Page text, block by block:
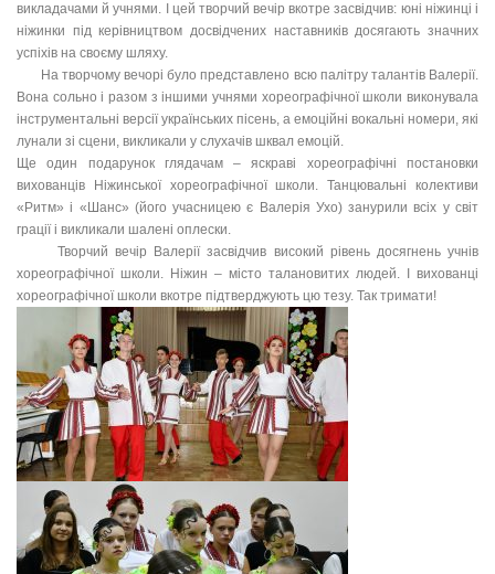
викладачами й учнями. І цей творчий вечір вкотре засвідчив: юні ніжинці і
ніжинки під керівництвом досвідчених наставників досягають значних
успіхів на своєму шляху.
На творчому вечорі було представлено всю палітру талантів Валерії.
Вона сольно і разом з іншими учнями хореографічної школи виконувала
інструментальні версії українських пісень, а емоційні вокальні номери, які
лунали зі сцени, викликали у слухачів шквал емоцій.
Ще один подарунок глядачам – яскраві хореографічні постановки
вихованців Ніжинської хореографічної школи. Танцювальні колективи
«Ритм» і «Шанс» (його учасницею є Валерія Ухо) занурили всіх у світ
грації і викликали шалені оплески.
Творчий вечір Валерії засвідчив високий рівень досягнень учнів
хореографічної школи. Ніжин – місто талановитих людей. І вихованці
хореографічної школи вкотре підтверджують цю тезу. Так тримати!